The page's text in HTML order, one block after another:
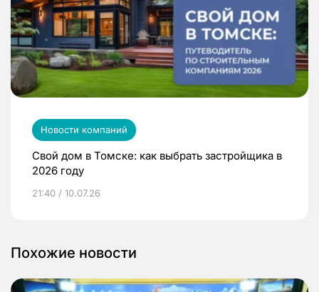
Новости компаний
Свой дом в Томске: как выбрать застройщика в
2026 году
21:40 / 10.07.26
Похожие новости